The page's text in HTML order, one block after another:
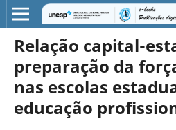
Relação capital-
preparação da
nas escolas
educação